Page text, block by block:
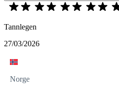
Tannlegen
27/03/2026
Norge